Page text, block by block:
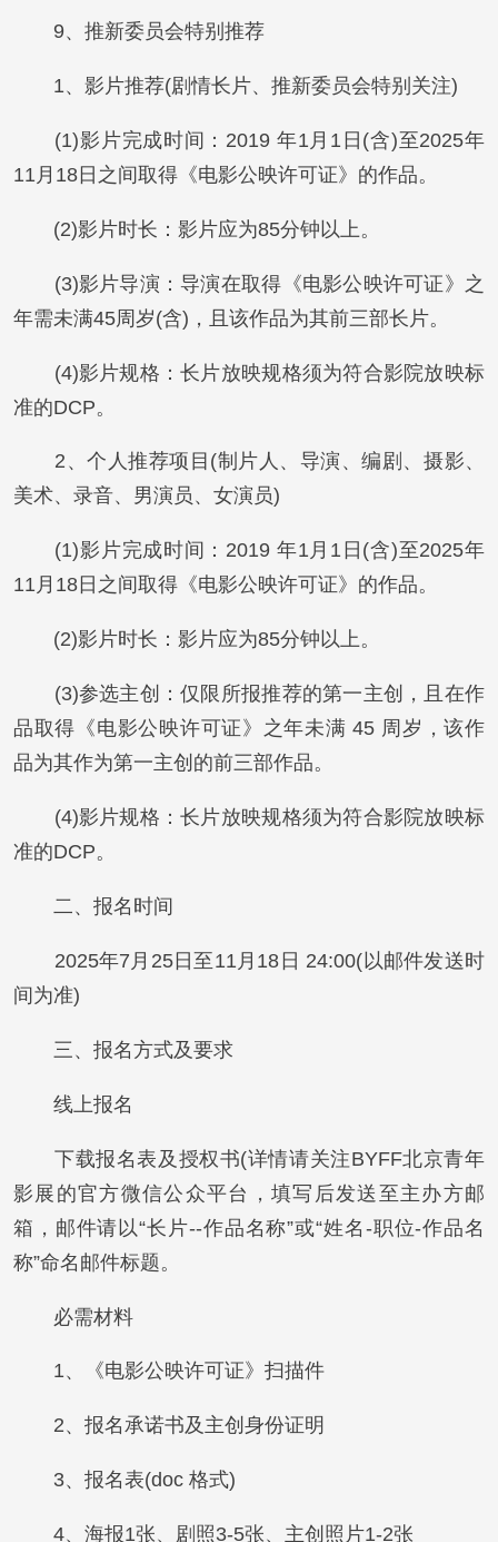
9、推新委员会特别推荐
1、影片推荐(剧情长片、推新委员会特别关注)
(1)影片完成时间：2019 年1月1日(含)至2025年
11月18日之间取得《电影公映许可证》的作品。
(2)影片时长：影片应为85分钟以上。
(3)影片导演：导演在取得《电影公映许可证》之
年需未满45周岁(含)，且该作品为其前三部长片。
(4)影片规格：长片放映规格须为符合影院放映标
准的DCP。
2、个人推荐项目(制片人、导演、编剧、摄影、
美术、录音、男演员、女演员)
(1)影片完成时间：2019 年1月1日(含)至2025年
11月18日之间取得《电影公映许可证》的作品。
(2)影片时长：影片应为85分钟以上。
(3)参选主创：仅限所报推荐的第一主创，且在作
品取得《电影公映许可证》之年未满 45 周岁，该作
品为其作为第一主创的前三部作品。
(4)影片规格：长片放映规格须为符合影院放映标
准的DCP。
二、报名时间
2025年7月25日至11月18日 24:00(以邮件发送时
间为准)
三、报名方式及要求
线上报名
下载报名表及授权书(详情请关注BYFF北京青年
影展的官方微信公众平台，填写后发送至主办方邮
箱，邮件请以“长片--作品名称”或“姓名-职位-作品名
称”命名邮件标题。
必需材料
1、《电影公映许可证》扫描件
2、报名承诺书及主创身份证明
3、报名表(doc 格式)
4、海报1张、剧照3-5张、主创照片1-2张